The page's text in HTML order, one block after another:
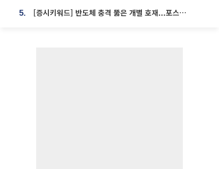
5. [증시키워드] 반도체 충격 뚫은 개별 호재...포스코퓨처엠·에코프로·한화솔루션 '눈길'